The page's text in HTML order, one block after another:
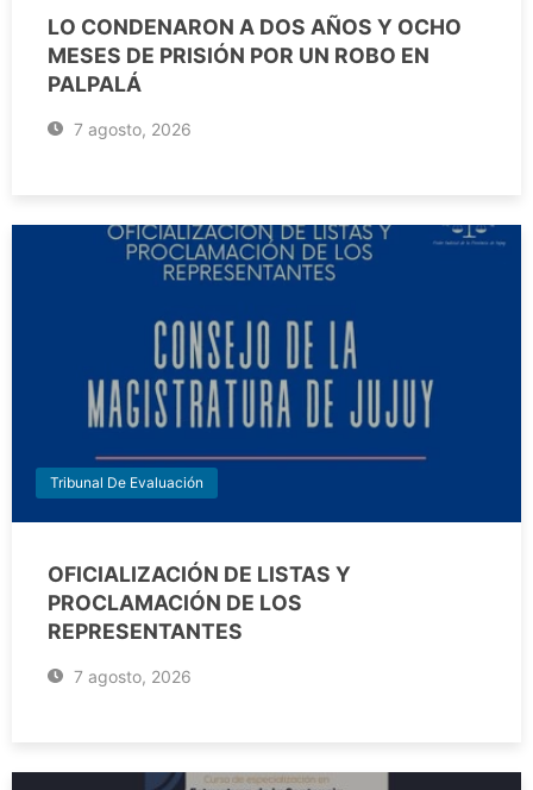
LO CONDENARON A DOS AÑOS Y OCHO
MESES DE PRISIÓN POR UN ROBO EN
PALPALÁ
7 agosto, 2026
Tribunal De Evaluación
OFICIALIZACIÓN DE LISTAS Y
PROCLAMACIÓN DE LOS
REPRESENTANTES
7 agosto, 2026